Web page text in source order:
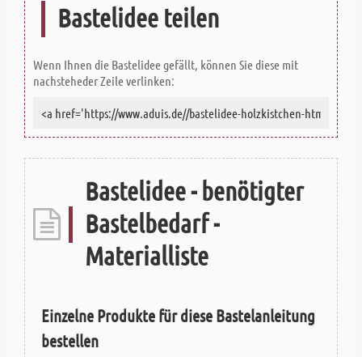
Bastelidee teilen
Wenn Ihnen die Bastelidee gefällt, können Sie diese mit
nachsteheder Zeile verlinken:
Bastelidee - benötigter
Bastelbedarf -
Materialliste
Einzelne Produkte für diese Bastelanleitung
bestellen